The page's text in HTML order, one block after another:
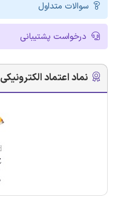
سوالات متداول
درخواست پشتیبانی
نماد اعتماد الکترونیکی